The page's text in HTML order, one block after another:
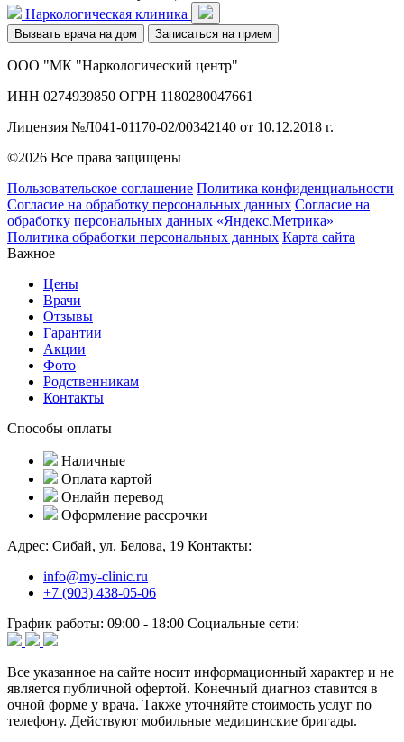
Наркологическая клиника
Вызвать врача на дом Записаться на прием
ООО "МК "Наркологический центр"
ИНН 0274939850 ОГРН 1180280047661
Лицензия №Л041-01170-02/00342140 от 10.12.2018 г.
©2026 Все права защищены
Пользовательское соглашение Политика конфиденциальности
Согласие на обработку персональных данных Согласие на
обработку персональных данных «Яндекс.Метрика»
Политика обработки персональных данных Карта сайта
Важное
Цены
Врачи
Отзывы
Гарантии
Акции
Фото
Родственникам
Контакты
Способы оплаты
Наличные
Оплата картой
Онлайн перевод
Оформление рассрочки
Адрес: Сибай, ул. Белова, 19 Контакты:
info@my-clinic.ru
+7 (903) 438-05-06
График работы: 09:00 - 18:00 Социальные сети:
Все указанное на сайте носит информационный характер и не
является публичной офертой. Конечный диагноз ставится в
очной форме у врача. Также уточняйте стоимость услуг по
телефону. Действуют мобильные медицинские бригады.